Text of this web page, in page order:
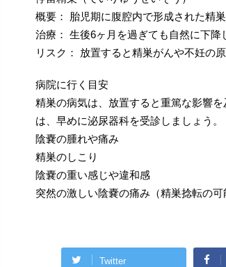
概要： 胎児期に腹腔内で形成された精
治療： 生後6ヶ月を過ぎても自然に下降
リスク： 放置すると精巣がんや不妊の
病院に行く目安
精巣の病気は、放置すると重篤な影響
は、早めに泌尿器科を受診しましょう。
陰嚢の腫れや痛み
精巣のしこり
陰嚢の重い感じや違和感
突然の激しい陰嚢の痛み（精巣捻転の可
Twitter